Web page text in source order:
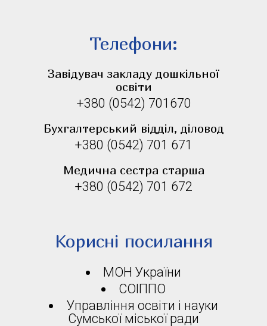
Телефони:
Завідувач закладу дошкільної
освіти
+380 (0542) 701670
Бухгалтерський відділ, діловод
+380 (0542) 701 671
Медична сестра старша
+380 (0542) 701 672
Корисні посилання
МОН України
СОІППО
Управління освіти і науки
Сумської міської ради